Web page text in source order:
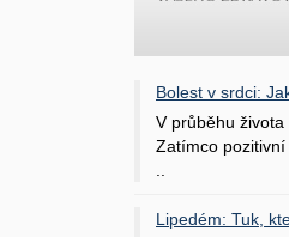
Bolest v srdci:
V průběhu
Zatímco
Lipedém: Tuk,